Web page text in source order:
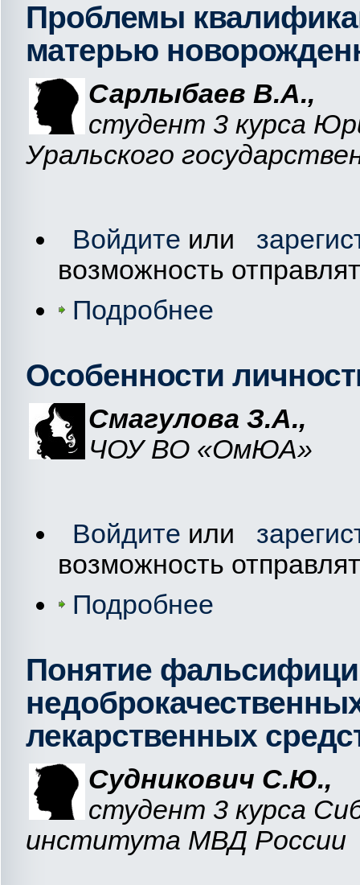
Проблемы
матерью
Сарлыбаев В.А.,
студент 3 курса
Уральского
Войдите или
возможность
Подробнее
Особенности
Смагулова З.А.,
ЧОУ ВО «ОмЮА»
Войдите или
возможность
Подробнее
Понятие
лекарственных
Судникович С.Ю.,
студент 3 курса
института МВД России